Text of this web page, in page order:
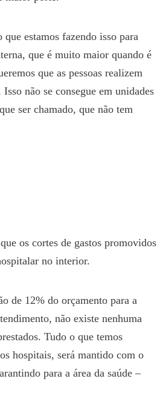
estamos fazendo isso para
que é muito maior quando é
que as pessoas realizem
não se consegue em unidades
ser chamado, que não tem
os cortes de gastos promovidos
no interior.
de 12% do orçamento para a
não existe nenhuma
Tudo o que temos
hospitais, será mantido com o
para a área da saúde –